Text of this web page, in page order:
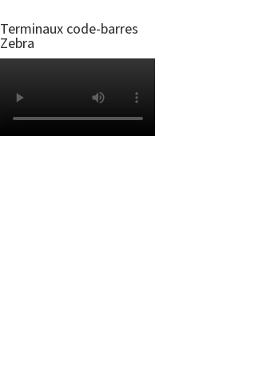
Terminaux code-barres
Zebra